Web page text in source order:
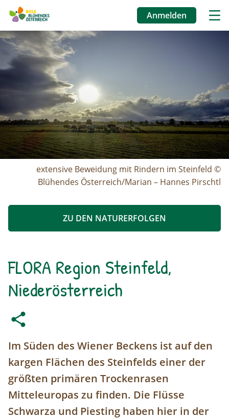
Benutzermenü
Anmelden
Image
extensive Beweidung mit Rindern im Steinfeld ©
Blühendes Österreich/Marian – Hannes Pirschtl
ZU DEN NATURERFOLGEN
FLORA Region Steinfeld,
Niederösterreich
Im Süden des Wiener Beckens ist auf den
kargen Flächen des Steinfelds einer der
größten primären Trockenrasen
Mitteleuropas zu finden. Die Flüsse
Schwarza und Piesting haben hier in der